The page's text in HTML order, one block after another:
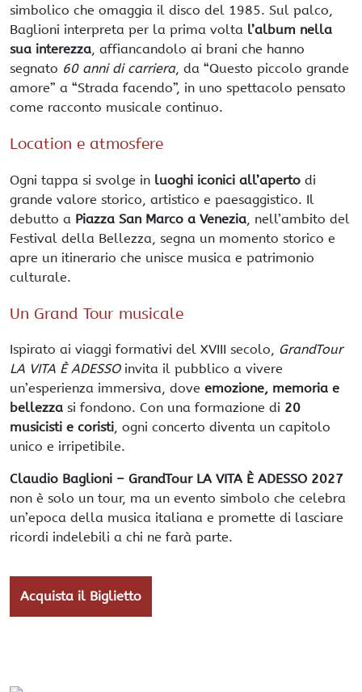
simbolico che omaggia il disco del 1985. Sul palco,
Baglioni interpreta per la prima volta l’album nella
sua interezza, affiancandolo ai brani che hanno
segnato 60 anni di carriera, da “Questo piccolo grande
amore” a “Strada facendo”, in uno spettacolo pensato
come racconto musicale continuo.
Location e atmosfere
Ogni tappa si svolge in luoghi iconici all’aperto di
grande valore storico, artistico e paesaggistico. Il
debutto a Piazza San Marco a Venezia, nell’ambito del
Festival della Bellezza, segna un momento storico e
apre un itinerario che unisce musica e patrimonio
culturale.
Un Grand Tour musicale
Ispirato ai viaggi formativi del XVIII secolo, GrandTour
LA VITA È ADESSOinvita il pubblico a vivere
un’esperienza immersiva, dove emozione, memoria e
bellezza si fondono. Con una formazione di 20
musicisti e coristi, ogni concerto diventa un capitolo
unico e irripetibile.
Claudio Baglioni – GrandTour LA VITA È ADESSO 2027
non è solo un tour, ma un evento simbolo che celebra
un’epoca della musica italiana e promette di lasciare
ricordi indelebili a chi ne farà parte.
Acquista il Biglietto